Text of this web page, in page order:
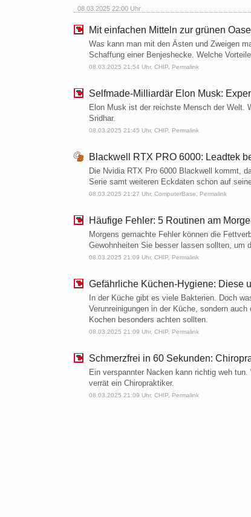
08.03.2025 22:00 Uhr
Mit einfachen Mitteln zur grünen
Was kann man mit den Ästen und Zweigen
Schaffung einer Benjeshecke. Welche
08.03.2025 21:54 Uhr, CHIP Permalink
Selfmade-Milliardär Elon Musk:
Elon Musk ist der reichste Mensch der Welt.
Sridhar.
08.03.2025 21:45 Uhr, CHIP Permalink
Blackwell RTX PRO 6000: Leadtek
Die Nvidia RTX Pro 6000 Blackwell kommt,
Serie samt weiteren Eckdaten schon auf
08.03.2025 21:27 Uhr, ComputerBase Permalink
Häufige Fehler: 5 Routinen am
Morgens gemachte Fehler können die
Gewohnheiten Sie besser lassen sollten, um
08.03.2025 21:09 Uhr, CHIP Permalink
Gefährliche Küchen-Hygiene: Diese
In der Küche gibt es viele Bakterien. Doch
Verunreinigungen in der Küche, sondern
Kochen besonders achten sollten.
08.03.2025 21:09 Uhr, CHIP Permalink
Schmerzfrei in 60 Sekunden:
Ein verspannter Nacken kann richtig weh
verrät ein Chiropraktiker.
08.03.2025 21:09 Uhr, CHIP Permalink